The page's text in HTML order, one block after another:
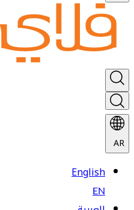
AR
English
EN